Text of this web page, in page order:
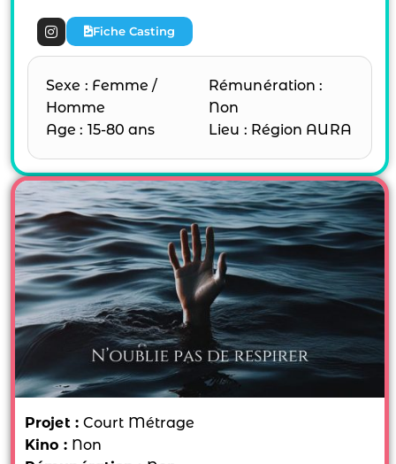
Fiche Casting
Sexe : Femme /
Homme
Age : 15-80 ans
Rémunération :
Non
Lieu : Région AURA
Projet : Court Métrage
Kino : Non